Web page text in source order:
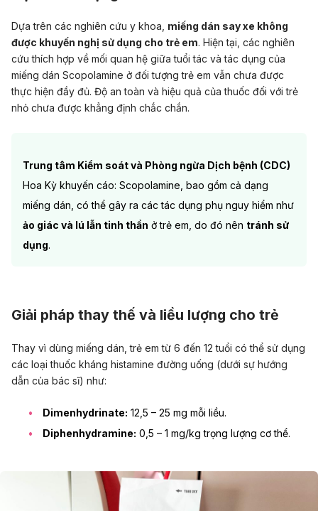
Dựa trên các nghiên cứu y khoa, miếng dán say xe không
được khuyến nghị sử dụng cho trẻ em. Hiện tại, các nghiên
cứu thích hợp về mối quan hệ giữa tuổi tác và tác dụng của
miếng dán Scopolamine ở đối tượng trẻ em vẫn chưa được
thực hiện đầy đủ. Độ an toàn và hiệu quả của thuốc đối với trẻ
nhỏ chưa được khẳng định chắc chắn.
Trung tâm Kiểm soát và Phòng ngừa Dịch bệnh (CDC)
Hoa Kỳ khuyến cáo: Scopolamine, bao gồm cả dạng
miếng dán, có thể gây ra các tác dụng phụ nguy hiểm như
ảo giác và lú lẫn tinh thần ở trẻ em, do đó nên tránh sử
dụng.
Giải pháp thay thế và liều lượng cho trẻ
Thay vì dùng miếng dán, trẻ em từ 6 đến 12 tuổi có thể sử dụng
các loại thuốc kháng histamine đường uống (dưới sự hướng
dẫn của bác sĩ) như:
Dimenhydrinate: 12,5 – 25 mg mỗi liều.
Diphenhydramine: 0,5 – 1 mg/kg trọng lượng cơ thể.